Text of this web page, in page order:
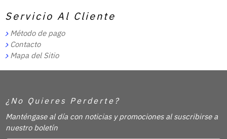
Servicio Al Cliente
Método de pago
Contacto
Mapa del Sitio
¿No Quieres Perderte?
Manténgase al día con noticias y promociones al suscribirse a
nuestro boletín